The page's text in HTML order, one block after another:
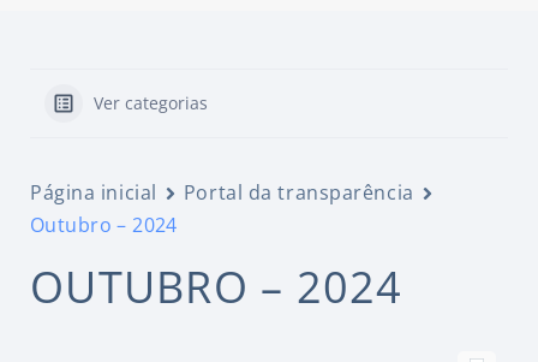
Ver categorias
Página inicial
Portal da transparência
Outubro – 2024
OUTUBRO – 2024